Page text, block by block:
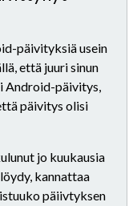
päivityksiä usein
että juuri sinun
Android-päivitys,
päivitys olisi
jo kuukausia
kannattaa
päiivtyksen